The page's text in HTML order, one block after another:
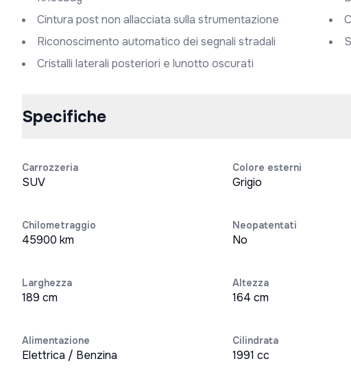
Cintura post non allacciata sulla strumentazione
Riconoscimento automatico dei segnali stradali
Cristalli laterali posteriori e lunotto oscurati
Specifiche
Carrozzeria
SUV
Colore esterni
Grigio
Chilometraggio
45900 km
Neopatentati
No
Larghezza
189 cm
Altezza
164 cm
Alimentazione
Elettrica / Benzina
Cilindrata
1991 cc